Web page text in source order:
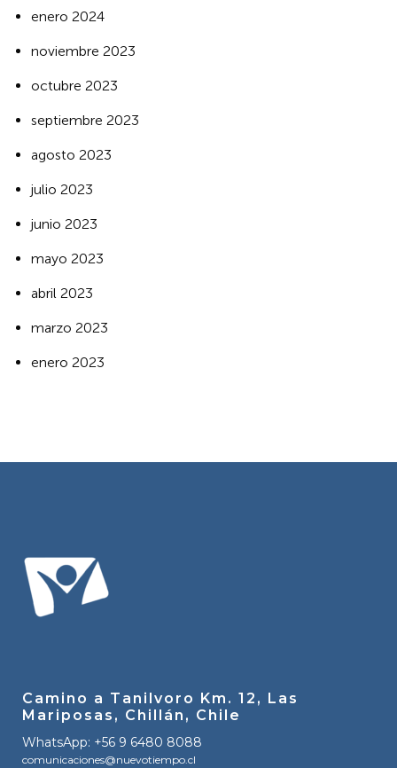
enero 2024
noviembre 2023
octubre 2023
septiembre 2023
agosto 2023
julio 2023
junio 2023
mayo 2023
abril 2023
marzo 2023
enero 2023
Camino a Tanilvoro Km. 12, Las
Mariposas, Chillán, Chile
WhatsApp: +56 9 6480 8088
comunicaciones@nuevotiempo.cl